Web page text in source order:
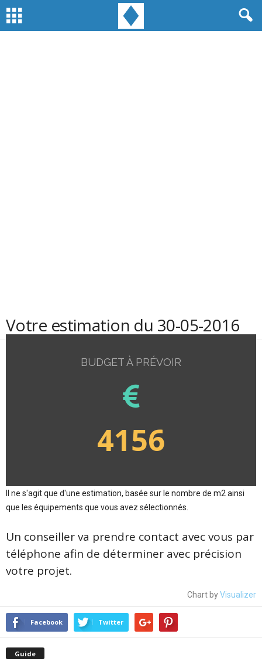
Votre estimation du 30-05-2016
BUDGET À PRÉVOIR
4156
Il ne s'agit que d'une estimation, basée sur le nombre de m2 ainsi
que les équipements que vous avez sélectionnés.
Un conseiller va prendre contact avec vous par
téléphone afin de déterminer avec précision
votre projet.
Chart byVisualizer
Facebook Twitter
Guide